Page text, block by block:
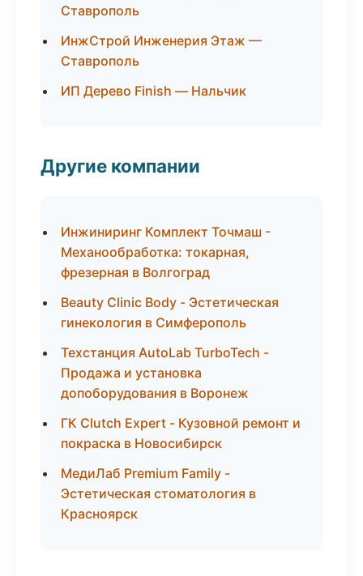
Ставрополь
ИнжСтрой Инженерия Этаж —
Ставрополь
ИП Дерево Finish — Нальчик
Другие компании
Инжиниринг Комплект Точмаш -
Механообработка: токарная,
фрезерная в Волгоград
Beauty Clinic Body - Эстетическая
гинекология в Симферополь
Техстанция AutoLab TurboTech -
Продажа и установка
допоборудования в Воронеж
ГК Clutch Expert - Кузовной ремонт и
покраска в Новосибирск
МедиЛаб Premium Family -
Эстетическая стоматология в
Красноярск